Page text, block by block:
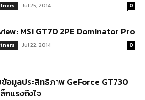
Jul 25, 2014 0
MSi GT70 2PE Dominator Pro
Jul 22, 2014 0
ข้อมูลประสิทธิภาพ GeForce GT730
กแรงถึงใจ